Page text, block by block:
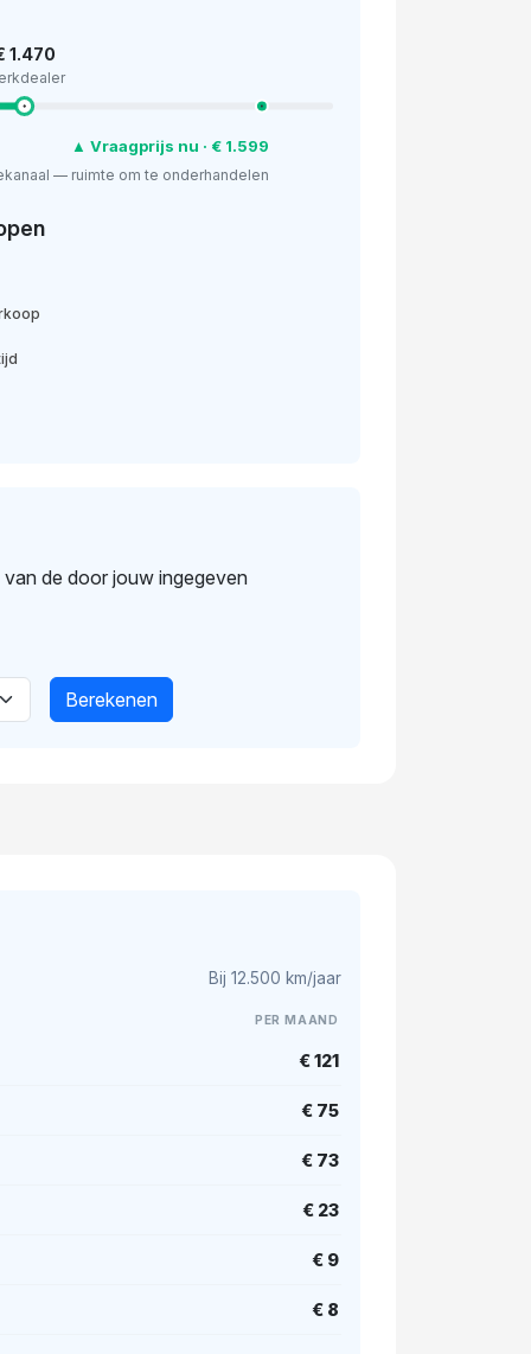
1.470
▲ Vraagprijs nu · € 1.599
— ruimte om te onderhandelen
de door jouw ingegeven
Berekenen
Bij 12.500 km/jaar
PER MAAND
€ 121
€ 75
€ 73
€ 23
€ 9
€ 8